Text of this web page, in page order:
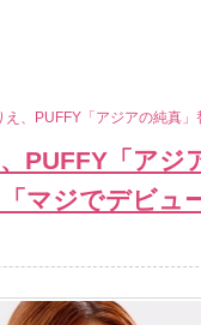
、PUFFY「アジアの純真
PUFFY「アジ
マジでデビュ